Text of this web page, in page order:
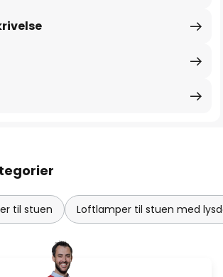
til stuen Loftlamper til stuen med